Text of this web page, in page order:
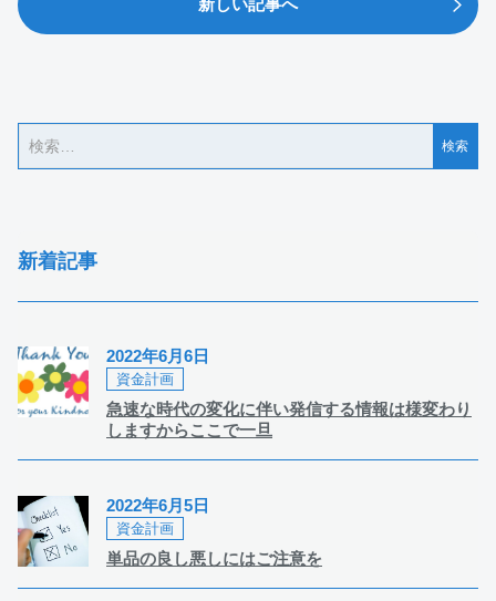
新しい記事へ
新着記事
急速な時代の変化に伴い発信する情報は様変わり
しますからここで一旦
資金計画
2022年6月6日
単品の良し悪しにはご注意を
資金計画
2022年6月5日